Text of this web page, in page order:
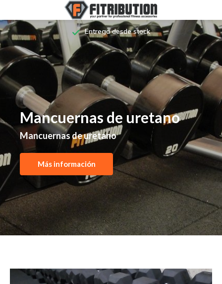
Asesoramiento profesional
Mancuernas de uretano
Mancuernas de uretano
Más información